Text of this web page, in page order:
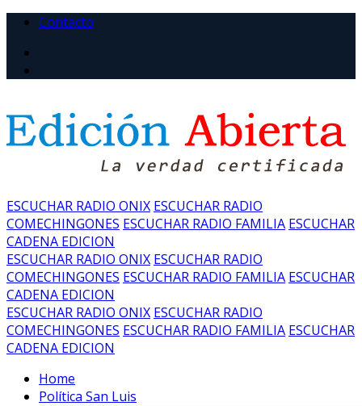
Contacto
ESCUCHAR RADIO ONIX ESCUCHAR RADIO
COMECHINGONES ESCUCHAR RADIO FAMILIA ESCUCHAR
CADENA EDICION
ESCUCHAR RADIO ONIX ESCUCHAR RADIO
COMECHINGONES ESCUCHAR RADIO FAMILIA ESCUCHAR
CADENA EDICION
ESCUCHAR RADIO ONIX ESCUCHAR RADIO
COMECHINGONES ESCUCHAR RADIO FAMILIA ESCUCHAR
CADENA EDICION
Home
Política San Luis